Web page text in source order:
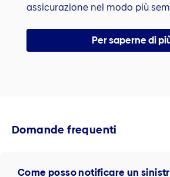
assicurazione nel modo più
Per saperne di
Domande frequenti
Come posso notificare un